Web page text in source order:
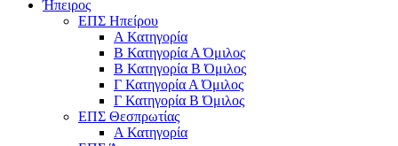
Ήπειρος
ΕΠΣ Ηπείρου
Α Κατηγορία
Β Κατηγορία Α Όμιλος
Β Κατηγορία Β Όμιλος
Γ Κατηγορία Α Όμιλος
Γ Κατηγορία Β Όμιλος
ΕΠΣ Θεσπρωτίας
Α Κατηγορία